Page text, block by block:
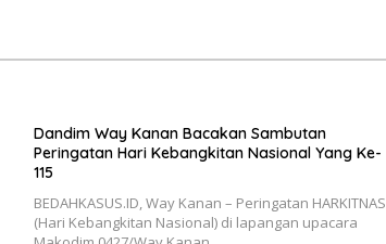
Dandim Way Kanan Bacakan Sambutan
Peringatan Hari Kebangkitan Nasional Yang Ke-
115
BEDAHKASUS.ID, Way Kanan – Peringatan HARKITNAS
(Hari Kebangkitan Nasional) di lapangan upacara